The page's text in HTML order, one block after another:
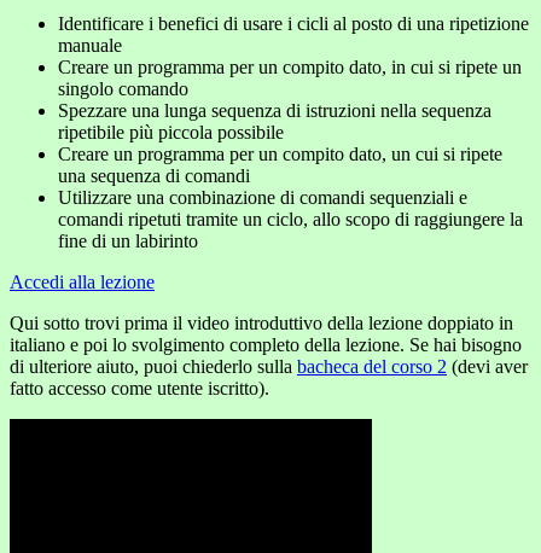
Identificare i benefici di usare i cicli al posto di una ripetizione
manuale
Creare un programma per un compito dato, in cui si ripete un
singolo comando
Spezzare una lunga sequenza di istruzioni nella sequenza
ripetibile più piccola possibile
Creare un programma per un compito dato, un cui si ripete
una sequenza di comandi
Utilizzare una combinazione di comandi sequenziali e
comandi ripetuti tramite un ciclo, allo scopo di raggiungere la
fine di un labirinto
Accedi alla lezione
Qui sotto trovi prima il video introduttivo della lezione doppiato in
italiano e poi lo svolgimento completo della lezione. Se hai bisogno
di ulteriore aiuto, puoi chiederlo sulla bacheca del corso 2 (devi aver
fatto accesso come utente iscritto).